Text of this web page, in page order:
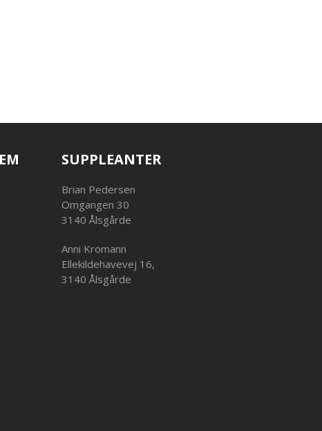
SUPPLEANTER
Brian Pedersen
Omgangen 30
3140 Ålsgårde
Anni Kromann
Ellekildehavevej 16,
3140 Ålsgårde